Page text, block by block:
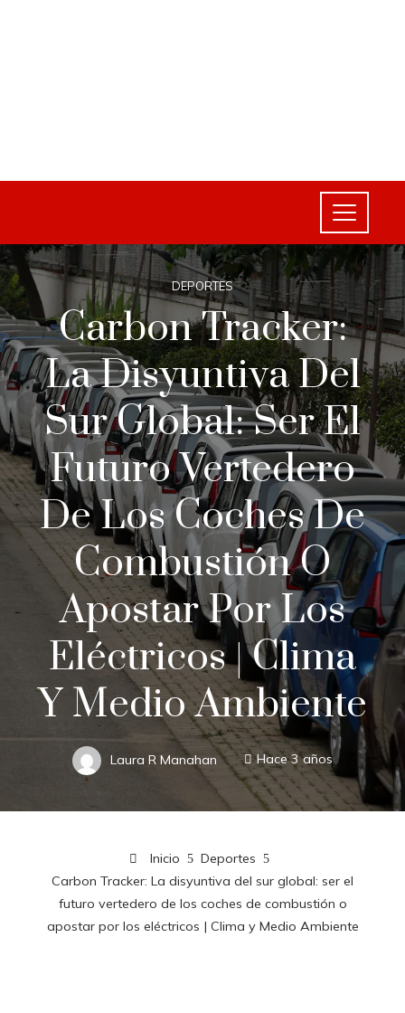
DEPORTES
Carbon Tracker:
La Disyuntiva Del
Sur Global: Ser El
Futuro Vertedero
De Los Coches De
Combustión O
Apostar Por Los
Eléctricos | Clima
Y Medio Ambiente
Laura R Manahan Hace 3 años
Inicio
Deportes
Carbon Tracker: La disyuntiva del sur global: ser el
futuro vertedero de los coches de combustión o
apostar por los eléctricos | Clima y Medio Ambiente